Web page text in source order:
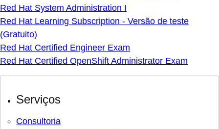
Red Hat System Administration I
Red Hat Learning Subscription - Versão de teste
(Gratuito)
Red Hat Certified Engineer Exam
Red Hat Certified OpenShift Administrator Exam
Serviços
Consultoria